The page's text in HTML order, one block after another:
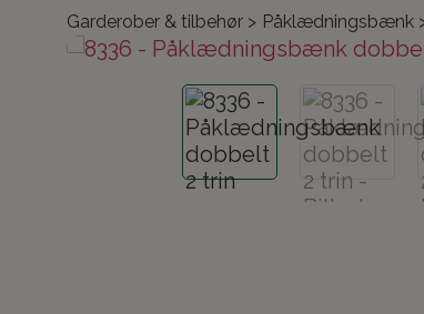
Garderober & tilbehør > Påklædningsbænk